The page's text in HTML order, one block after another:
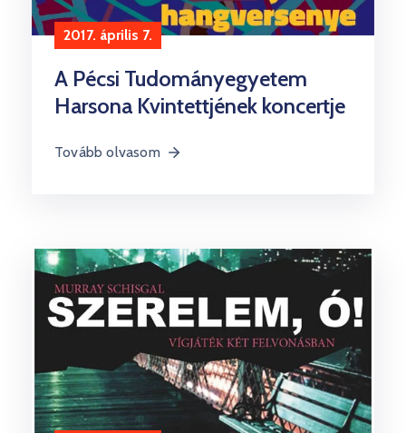
2017. április 7.
A Pécsi Tudományegyetem
Harsona Kvintettjének koncertje
Tovább olvasom